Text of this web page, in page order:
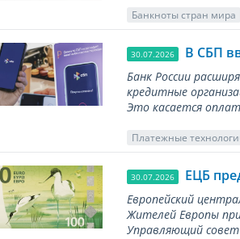
Банкноты стран мира
30.07.2026 В СБП
Банк России
кредитные
Это касается
Платежные
30.07.2026 ЕЦБ
Европейский
Жителей Европы
Управляющий совет